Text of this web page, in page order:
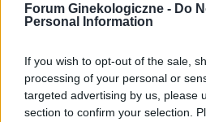
Forum Ginekologiczne - Do
Personal Information
If you wish to opt-out of the sale,
processing of your personal or
targeted advertising by us, please
section to confirm your selection.
takie plamienie i to nie
śluzem lecz czarnobrązowy
mi tak co 2 tyg raz trwa 3
miesiączce. Czy to
pacjentki
gość